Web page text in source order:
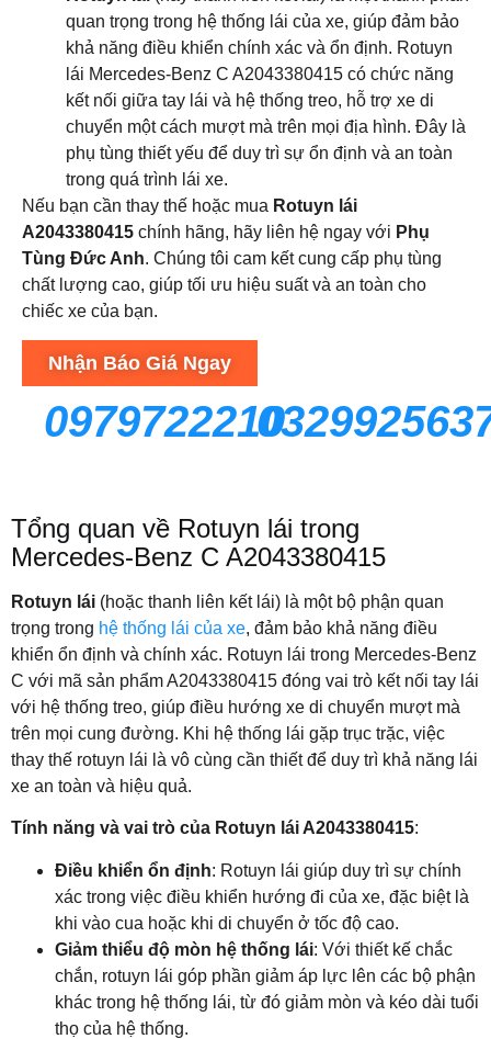
quan trọng trong hệ thống lái của xe, giúp đảm bảo
khả năng điều khiển chính xác và ổn định. Rotuyn
lái Mercedes-Benz C A2043380415 có chức năng
kết nối giữa tay lái và hệ thống treo, hỗ trợ xe di
chuyển một cách mượt mà trên mọi địa hình. Đây là
phụ tùng thiết yếu để duy trì sự ổn định và an toàn
trong quá trình lái xe.
Nếu bạn cần thay thế hoặc mua Rotuyn lái
A2043380415 chính hãng, hãy liên hệ ngay với Phụ
Tùng Đức Anh. Chúng tôi cam kết cung cấp phụ tùng
chất lượng cao, giúp tối ưu hiệu suất và an toàn cho
chiếc xe của bạn.
Nhận Báo Giá Ngay
0979722210
Tổng quan về Rotuyn lái trong
Mercedes-Benz C A2043380415
Rotuyn lái (hoặc thanh liên kết lái) là một bộ phận quan
trọng trong hệ thống lái của xe, đảm bảo khả năng điều
khiển ổn định và chính xác. Rotuyn lái trong Mercedes-Benz
C với mã sản phẩm A2043380415 đóng vai trò kết nối tay lái
với hệ thống treo, giúp điều hướng xe di chuyển mượt mà
trên mọi cung đường. Khi hệ thống lái gặp trục trặc, việc
thay thế rotuyn lái là vô cùng cần thiết để duy trì khả năng lái
xe an toàn và hiệu quả.
Tính năng và vai trò của Rotuyn lái A2043380415:
Điều khiển ổn định: Rotuyn lái giúp duy trì sự chính
xác trong việc điều khiển hướng đi của xe, đặc biệt là
khi vào cua hoặc khi di chuyển ở tốc độ cao.
Giảm thiểu độ mòn hệ thống lái: Với thiết kế chắc
chắn, rotuyn lái góp phần giảm áp lực lên các bộ phận
khác trong hệ thống lái, từ đó giảm mòn và kéo dài tuổi
thọ của hệ thống.